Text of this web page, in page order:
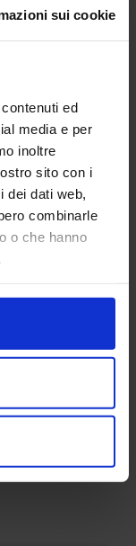
sui cookie
ed
media e per
inoltre
sito con i
dei dati web,
combinarle
o che hanno
O-O